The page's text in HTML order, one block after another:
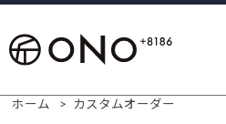
ホーム > カスタムオーダー